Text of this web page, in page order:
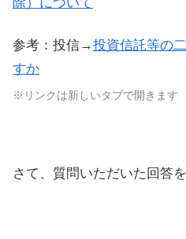
参考：投信→投資信託等の
すか
※リンクは新しいタブで開きます
さて、質問いただいた回答